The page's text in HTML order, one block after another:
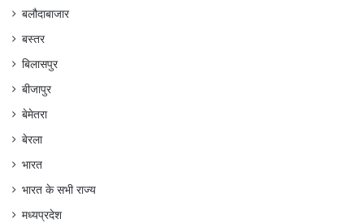
बलौदाबाजार
बस्तर
बिलासपुर
बीजापुर
बेमेतरा
बेरला
भारत
भारत के सभी राज्य
मध्यप्रदेश